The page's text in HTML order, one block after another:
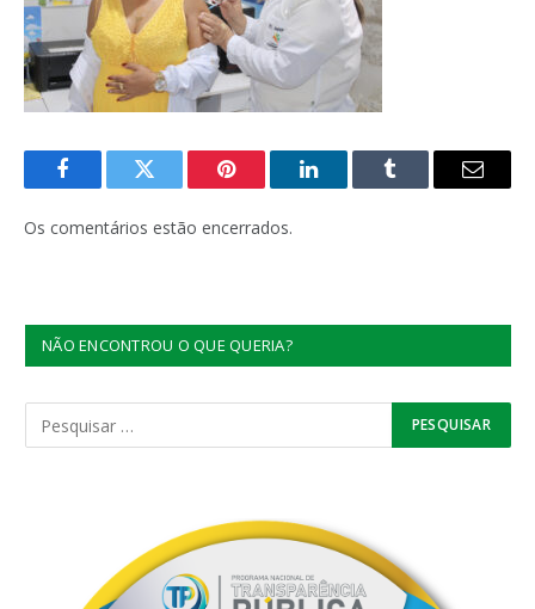
FacebookTwitter Pinterest LinkedInTumblr
E-
Os comentários estão encerrados.
NÃO ENCONTROU O QUE QUERIA?